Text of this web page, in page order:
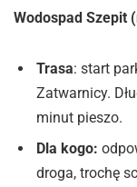
Wodospad Szepit
Trasa: start
Zatwarnicy.
minut pieszo.
Dla kogo:
droga, trochę